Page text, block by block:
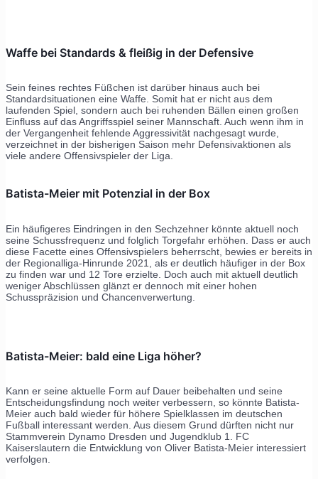
Waffe bei Standards & fleißig in der Defensive
Sein feines rechtes Füßchen ist darüber hinaus auch bei
Standardsituationen eine Waffe. Somit hat er nicht aus dem
laufenden Spiel, sondern auch bei ruhenden Bällen einen großen
Einfluss auf das Angriffsspiel seiner Mannschaft. Auch wenn ihm in
der Vergangenheit fehlende Aggressivität nachgesagt wurde,
verzeichnet in der bisherigen Saison mehr Defensivaktionen als
viele andere Offensivspieler der Liga.
Batista-Meier mit Potenzial in der Box
Ein häufigeres Eindringen in den Sechzehner könnte aktuell noch
seine Schussfrequenz und folglich Torgefahr erhöhen. Dass er auch
diese Facette eines Offensivspielers beherrscht, bewies er bereits in
der Regionalliga-Hinrunde 2021, als er deutlich häufiger in der Box
zu finden war und 12 Tore erzielte. Doch auch mit aktuell deutlich
weniger Abschlüssen glänzt er dennoch mit einer hohen
Schusspräzision und Chancenverwertung.
Batista-Meier: bald eine Liga höher?
Kann er seine aktuelle Form auf Dauer beibehalten und seine
Entscheidungsfindung noch weiter verbessern, so könnte Batista-
Meier auch bald wieder für höhere Spielklassen im deutschen
Fußball interessant werden. Aus diesem Grund dürften nicht nur
Stammverein Dynamo Dresden und Jugendklub 1. FC
Kaiserslautern die Entwicklung von Oliver Batista-Meier interessiert
verfolgen.